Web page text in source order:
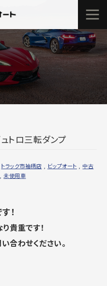
トロ三転ダンプ
トラック市袖柄店 ビップオート
中古
,未使用車
！
貴重です！
合わせください。